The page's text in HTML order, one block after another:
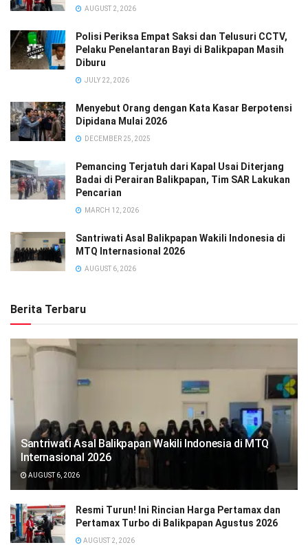
AUGUST 2, 2026
Polisi Periksa Empat Saksi dan Telusuri CCTV,
Pelaku Penelantaran Bayi di Balikpapan Masih
Diburu
JULY 22, 2026
Menyebut Orang dengan Kata Kasar Berpotensi
Dipidana Mulai 2026
DECEMBER 25, 2025
Pemancing Terjatuh dari Kapal Usai Diterjang
Badai di Perairan Balikpapan, Tim SAR Lakukan
Pencarian
MARCH 12, 2026
Santriwati Asal Balikpapan Wakili Indonesia di
MTQ Internasional 2026
AUGUST 6, 2026
Berita Terbaru
Santriwati Asal Balikpapan Wakili Indonesia di MTQ
Internasional 2026
AUGUST 6, 2026
Resmi Turun! Ini Rincian Harga Pertamax dan
Pertamax Turbo di Balikpapan Agustus 2026
AUGUST 2, 2026